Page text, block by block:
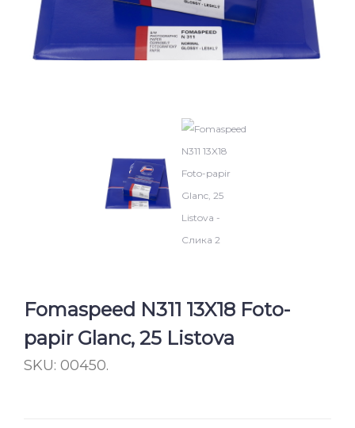
Fomaspeed N311 13X18 Foto-
papir Glanc, 25 Listova
SKU: 00450.